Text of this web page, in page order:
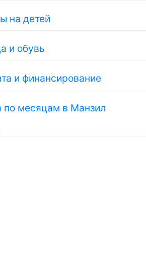
на детей
и обувь
и финансирование
по месяцам в Манзил